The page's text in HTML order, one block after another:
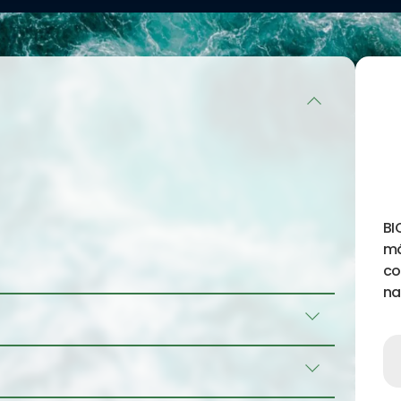
de las
arco iris, y se
inglés, LCA)
impactos
por las